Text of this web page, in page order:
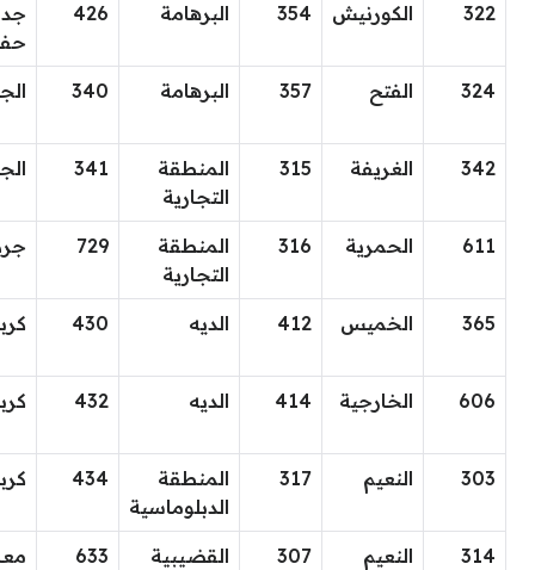
322 الكورنيش 354 البرهامة 426
جد
324 الفتح 357 البرهامة 340
342 الغريفة 315
المنطقة
التجارية
341
611 الحمرية 316
المنطقة
التجارية
729
365 الخميس 412 الديه 430
606 الخارجية 414 الديه 432
303 النعيم 317
المنطقة
الدبلوماسية
434
314 النعيم 307 القضيبية 633